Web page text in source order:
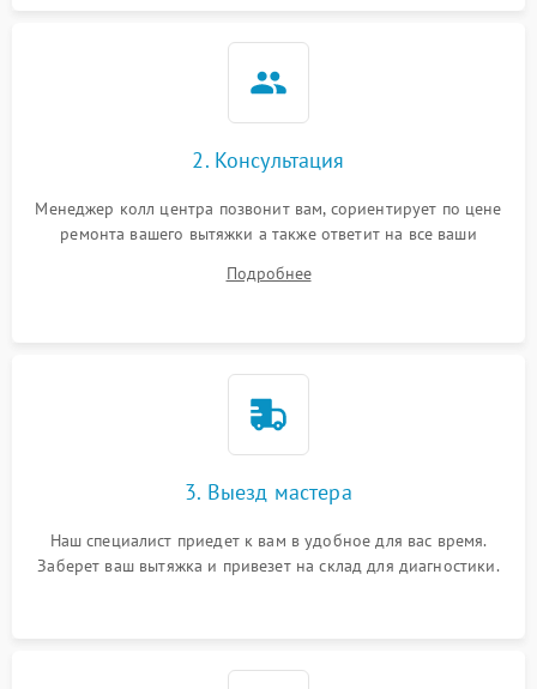
2. Консультация
Менеджер колл центра позвонит вам, сориентирует по цене
ремонта вашего вытяжки а также ответит на все ваши
Подробнее
3. Выезд мастера
Наш специалист приедет к вам в удобное для вас время.
Заберет ваш вытяжка и привезет на склад для диагностики.